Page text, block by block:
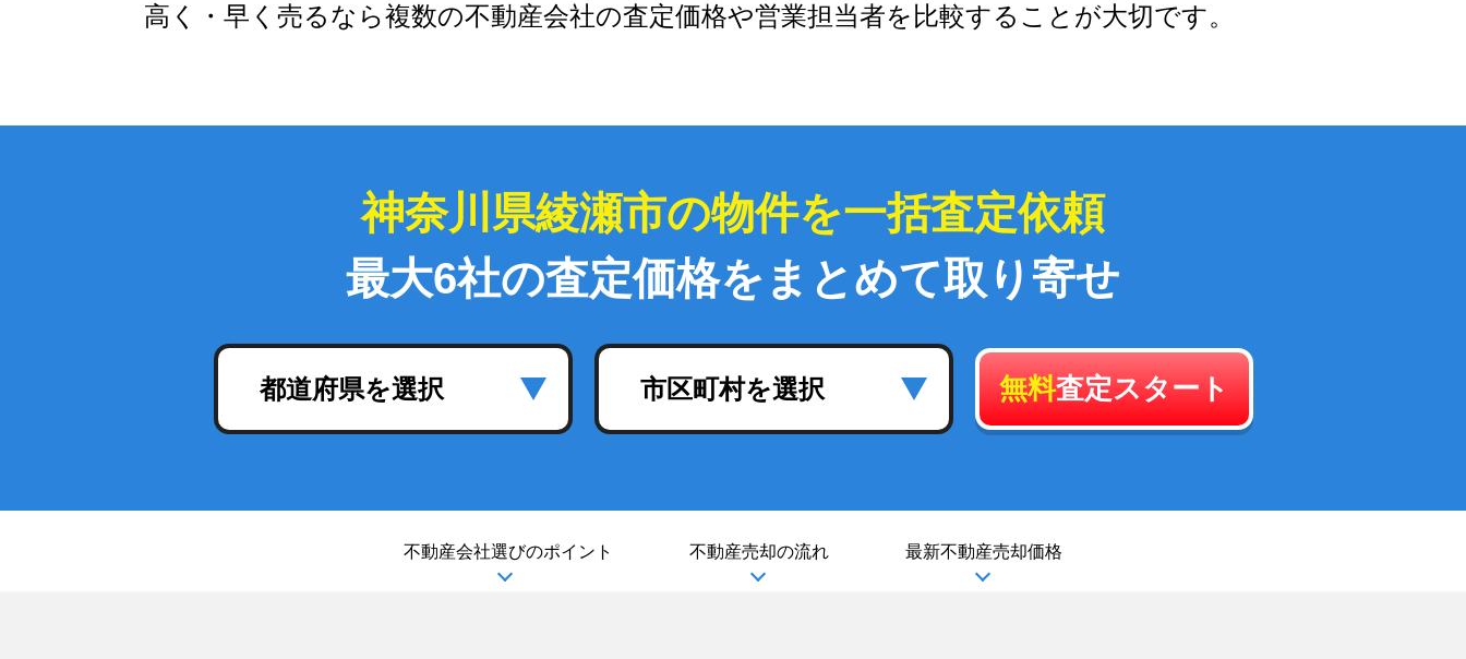
高く・早く売るなら複数の不動産会社の査定価格や営業担当者を比較することが大切です。
神奈川県綾瀬市の物件を一括査定依頼
最大6社の査定価格をまとめて取り寄せ
都道府県を選択 市区町村を選択 無料査定スタート
不動産会社選びのポイント 不動産売却の流れ 最新不動産売却価格